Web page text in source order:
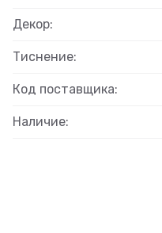
Декор:
Тиснение:
Код поставщика:
Наличие: